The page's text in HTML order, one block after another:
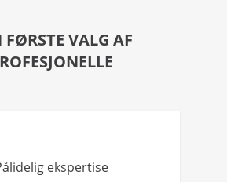
FØRSTE VALG AF
ekspertise